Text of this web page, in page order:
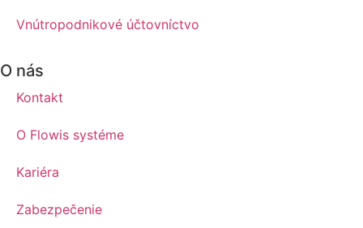
Vnútropodnikové účtovníctvo
O nás
Kontakt
O Flowis systéme
Kariéra
Zabezpečenie